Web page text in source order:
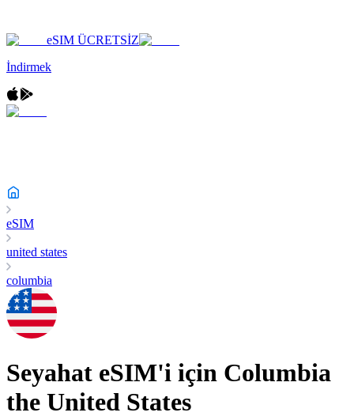
eSIM ÜCRETSİZ
İndirmek
eSIM
united states
columbia
Seyahat eSIM'i için Columbia
the United States